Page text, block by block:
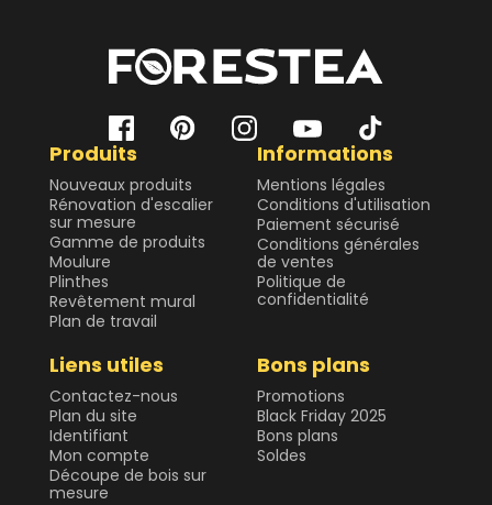
Produits
Nouveaux produits
Rénovation d'escalier
sur mesure
Gamme de produits
Moulure
Plinthes
Revêtement mural
Plan de travail
Informations
Mentions légales
Conditions d'utilisation
Paiement sécurisé
Conditions générales
de ventes
Politique de
confidentialité
Liens utiles
Contactez-nous
Plan du site
Identifiant
Mon compte
Découpe de bois sur
mesure
Bons plans
Promotions
Black Friday 2025
Bons plans
Soldes